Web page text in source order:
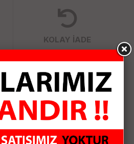
KOLAY İADE
SİPARİŞ
de Sipariş Verebilirsiniz.
sürekli yenileyerek sizlere